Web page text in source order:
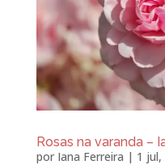
Rosas na varanda –
por Iana Ferreira | 1 jul,